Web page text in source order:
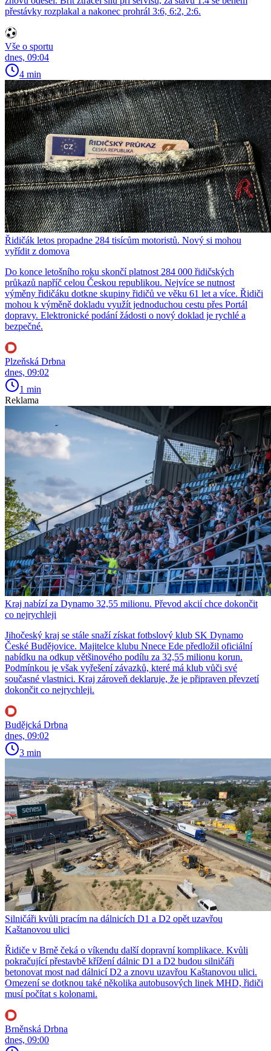
přestávky rozplakal a nakonec prohrál 3:6, 6:2, 2:6.
Vše o sportu
dnes, 09:04
4 min
Řidičák letos propadne 284 tisícům motoristů. Nový si mohou
vyřídit z domova
Do konce letošního roku skončí platnost 284 000 řidičských
průkazů napříč celou Českou republikou. Nejvíce se nutnost
výměny řidičáku dotkne skupiny řidičů ve věku 61 let a více. Řidiči
mohou k výměně dokladu využít jednoduchou cestu přes Portál
dopravy. Elektronické podání žádosti o nový doklad je rychlé a
bezpečné.
Plzeňská Drbna
dnes, 09:02
1 min
Reklama
Kraj nabízí za Dynamo 32,55 milionu. Převod akcií chce dokončit
co nejrychleji
Jihočeský kraj se stále snaží získat fotbslový klub SK Dynamo
České Budějovice. Majitelce klubu Nnece Ede předložil oficiální
nabídku na odkup většinového podílu za 32,55 milionu korun.
Podmínkou je však vyřešení závazků, které má klub vůči své
současné vlastnici. Kraj zároveň deklaruje, že je připraven převzetí
dokončit co nejrychleji.
Budějcká Drbna
dnes, 09:02
3 min
Silničáři kvůli pracím na dálnicích D1 a D2 opět uzavřou
Kaštanovou ulici
Řidiče v Brně čeká o víkendu další dopravní komplikace. Kvůli
pokračující přestavbě křížení dálnic D1 a D2 budou silničáři
betonovat most nad dálnicí D2 a znovu uzavřou Kaštanovou ulici.
Omezení se dotknou také několika autobusových linek MHD, řidiči
musí počítat s kolonami.
Brněnská Drbna
dnes, 09:00